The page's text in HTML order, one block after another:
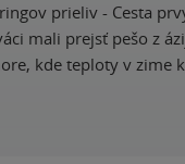
prieliv - Cesta
mali prejsť pešo z
kde teploty v zime